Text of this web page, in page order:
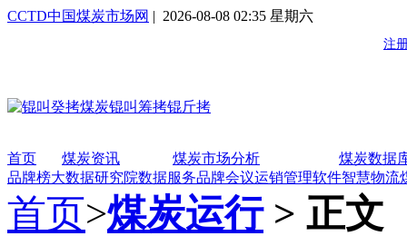
CCTD中国煤炭市场网 | 2026-08-08 02:35 星期六
首页 煤炭资讯 煤炭市场分析
煤炭数据
品牌榜大数据研究院数据服务品牌会议运销管理软件智慧物流
首页>煤炭运行> 正文